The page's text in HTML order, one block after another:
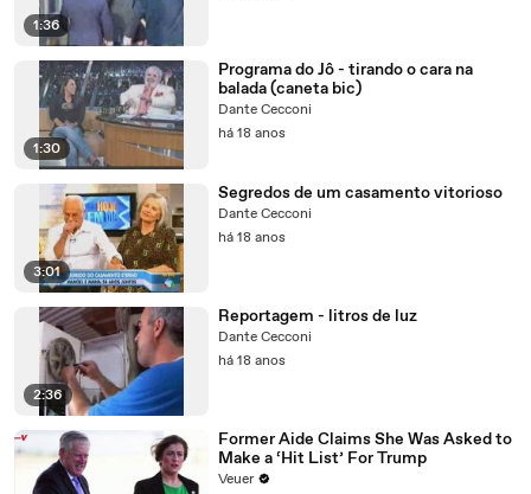
1:36
1:30
Programa do Jô - tirando o cara na
balada (caneta bic)
Dante Cecconi
há 18 anos
3:01
Segredos de um casamento vitorioso
Dante Cecconi
há 18 anos
2:36
Reportagem - litros de luz
Dante Cecconi
há 18 anos
Former Aide Claims She Was Asked to
Make a ‘Hit List’ For Trump
Veuer